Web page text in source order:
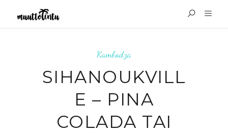
Kambodza
SIHANOUKVILL
E – PINA
COLADA TAI